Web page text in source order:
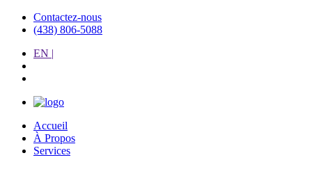
Contactez-nous
(438) 806-5088
EN |
Accueil
À Propos
Services